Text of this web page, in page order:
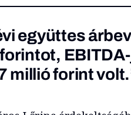
együttes
millió forint